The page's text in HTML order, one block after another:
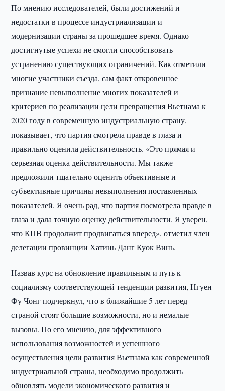
По мнению исследователей, были достижений и
недостатки в процессе индустриализации и
модернизации страны за прошедшее время. Однако
достигнутые успехи не смогли способствовать
устранению существующих ограничений. Как отметили
многие участники съезда, сам факт откровенное
признание невыполнение многих показателей и
критериев по реализации цели превращения Вьетнама к
2020 году в современную индустриальную страну,
показывает, что партия смотрела правде в глаза и
правильно оценила действительность. «Это прямая и
серьезная оценка действительности. Мы также
предложили тщательно оценить объективные и
субъективные причины невыполнения поставленных
показателей. Я очень рад, что партия посмотрела правде в
глаза и дала точную оценку действительности. Я уверен,
что КПВ продолжит продвигаться вперед», отметил член
делегации провинции Хатинь Данг Куок Винь.
Назвав курс на обновление правильным и путь к
социализму соответствующей тенденции развития, Нгуен
Фу Чонг подчеркнул, что в ближайшие 5 лет перед
страной стоят большие возможности, но и немалые
вызовы. По его мнению, для эффективного
использования возможностей и успешного
осуществления цели развития Вьетнама как современной
индустриальной страны, необходимо продолжить
обновлять модели экономического развития и